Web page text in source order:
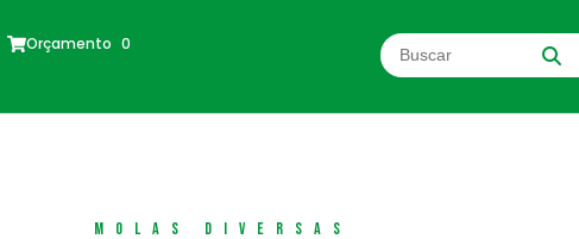
Orçamento 0
Molas Diversas